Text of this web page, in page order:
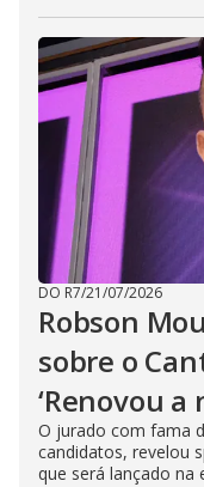
DO R7/21/07/2026
Robson
sobre o
‘Renovou a
O jurado com fama
candidatos, revelou
que será lançado na